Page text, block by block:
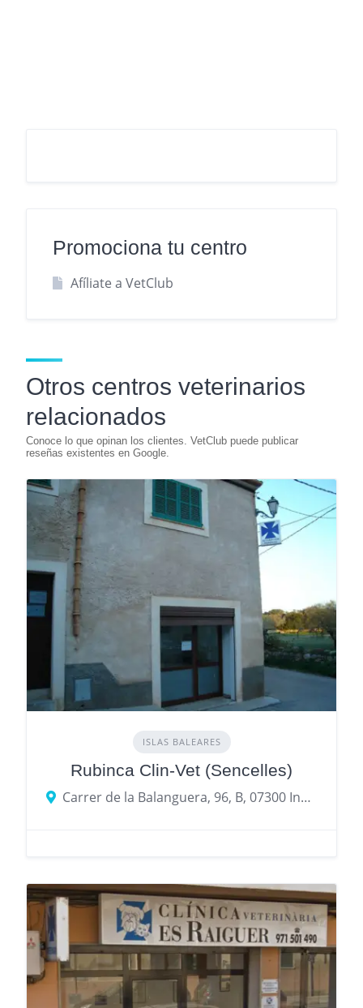
Promociona tu centro
Afíliate a VetClub
Otros centros veterinarios
relacionados
ISLAS BALEARES
Rubinca Clin-Vet (Sencelles)
Carrer de la Balanguera, 96, B, 07300 Inca, Balearic Islands